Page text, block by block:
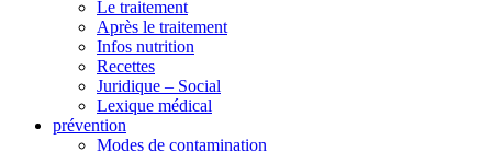
Le traitement
Après le traitement
Infos nutrition
Recettes
Juridique – Social
Lexique médical
prévention
Modes de contamination